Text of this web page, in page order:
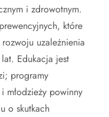
i zdrowotnym.
które
uzależnienia
Edukacja jest
programy
młodzieży powinny
o skutkach